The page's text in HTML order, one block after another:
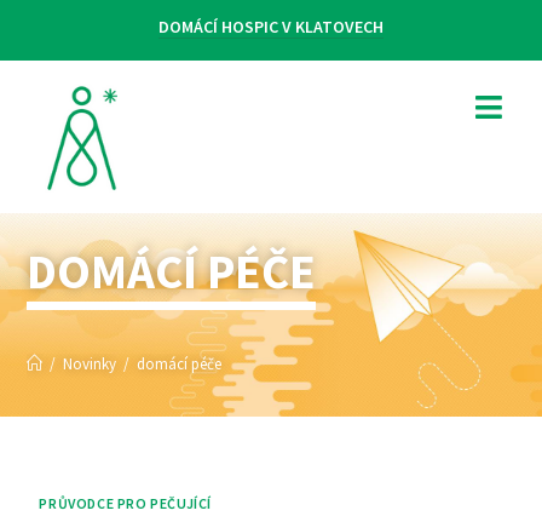
DOMÁCÍ HOSPIC V KLATOVECH
DOMÁCÍ PÉČE
/ Novinky / domácí péče
PRŮVODCE PRO PEČUJÍCÍ